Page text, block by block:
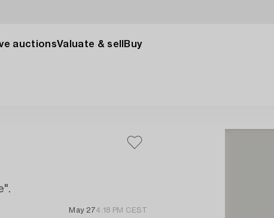
auctionsValuate & sell Buy
May 274:18 PM CEST